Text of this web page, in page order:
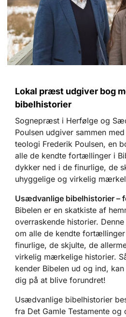
Lokal præst udgiver bog
bibelhistorier
Sognepræst i Herfølge og
Poulsen udgiver sammen
teologi Frederik Poulsen, en
alle de kendte fortællinger i
dykker ned i de finurlige, de
uhyggelige og virkelig
Usædvanlige bibelhistorier –
Bibelen er en skatkiste af
overraskende historier.
om alle de kendte
finurlige, de skjulte, de
virkelig mærkelige historier.
kender Bibelen ud og ind,
dig på at blive forundret!
Usædvanlige bibelhistorier
fra Det Gamle Testamente